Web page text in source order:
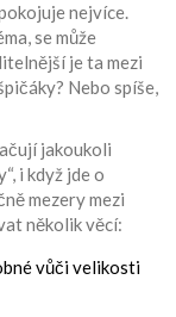
nejvíce.
se může
je ta mezi
Nebo spíše,
jakoukoli
i když jde o
mezery mezi
několik věcí:
vůči velikosti